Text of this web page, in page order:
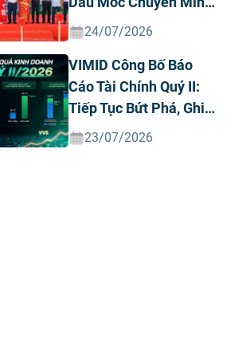
Chiến Lược
24/07/2026
VIMID Công Bố Báo
Cáo Tài Chính Quý II:
Tiếp Tục Bứt Phá, Ghi
Nhận Doanh Thu Và
23/07/2026